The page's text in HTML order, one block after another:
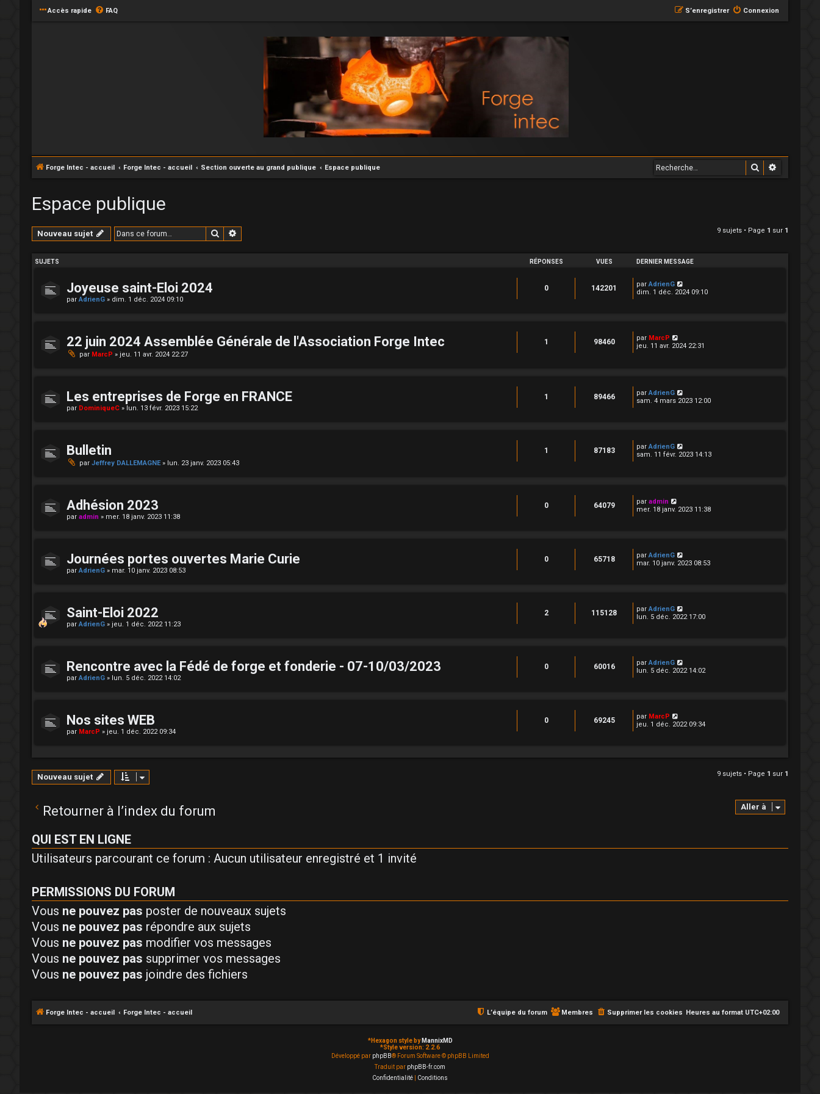
Accès rapide FAQ Connexion
S’enregistrer
Forge Intec - accueil Forge Intec - accueil Section ouverte au grand publique Espace publique Rechercher
Espace publique
Nouveau sujet Rechercher 9 sujets • Page 1 sur 1
SUJETS RÉPONSES VUES DERNIER MESSAGE
Joyeuse saint-Eloi 2024
parAdrienG » dim. 1 déc. 2024 09:10
0 142201 parAdrienG
dim. 1 déc. 2024 09:10
22 juin 2024 Assemblée Générale de l'Association Forge Intec
par MarcP » jeu. 11 avr. 2024 22:27
1 98460 par MarcP
jeu. 11 avr. 2024 22:31
Les entreprises de Forge en FRANCE
par DominiqueC » lun. 13 févr. 2023 15:22
1 89466 parAdrienG
sam. 4 mars 2023 12:00
Bulletin
par Jeffrey DALLEMAGNE» lun. 23 janv. 2023 05:43
1 87183 parAdrienG
sam. 11 févr. 2023 14:13
Adhésion 2023
par admin » mer. 18 janv. 2023 11:38
0 64079 par admin
mer. 18 janv. 2023 11:38
Journées portes ouvertes Marie Curie
parAdrienG » mar. 10 janv. 2023 08:53
0 65718 parAdrienG
mar. 10 janv. 2023 08:53
Saint-Eloi 2022
parAdrienG » jeu. 1 déc. 2022 11:23
2 115128 parAdrienG
lun. 5 déc. 2022 17:00
Rencontre avec la Fédé de forge et fonderie - 07-10/03/2023
parAdrienG » lun. 5 déc. 2022 14:02
0 60016 parAdrienG
lun. 5 déc. 2022 14:02
Nos sites WEB
par MarcP » jeu. 1 déc. 2022 09:34
0 69245 par MarcP
jeu. 1 déc. 2022 09:34
Nouveau sujet 9 sujets • Page 1 sur 1
Retourner à l’index du forum Aller à
QUI EST EN LIGNE
Utilisateurs parcourant ce forum : Aucun utilisateur enregistré et 1 invité
PERMISSIONS DU FORUM
Vous ne pouvez pas poster de nouveaux sujets
Vous ne pouvez pas répondre aux sujets
Vous ne pouvez pas modifier vos messages
Vous ne pouvez pas supprimer vos messages
Vous ne pouvez pas joindre des fichiers
Forge Intec - accueil Forge Intec - accueil Heures au format UTC+02:00
Supprimer les cookies
Membres
L’équipe du forum
*Hexagon style by MannixMD
*Style version: 2.2.6
Développé par phpBB® Forum Software © phpBB Limited
Traduit par phpBB-fr.com
Confidentialité
Conditions